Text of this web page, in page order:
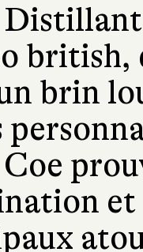
british,
brin